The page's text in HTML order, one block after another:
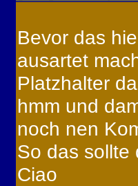
Bevor das
ausartet
Platzhalter
hmm und
noch nen
So das sollte
Ciao